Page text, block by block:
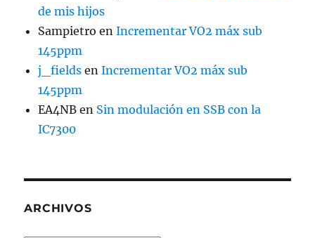
de mis hijos
Sampietro enIncrementar VO2 máx sub
145ppm
j_fields enIncrementar VO2 máx sub
145ppm
EA4NB en Sin modulación en SSB con la
IC7300
ARCHIVOS